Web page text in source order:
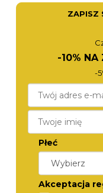
ROAMER
996983 41 85 20
2 980,-
ZAPISZ
-10% NA
-
Płeć
Akceptacja